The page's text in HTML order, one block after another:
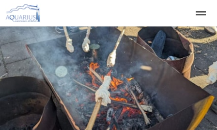
Welkom Welpen Zeeverkenners Wilde vaart
Home Zoeken Vacatures